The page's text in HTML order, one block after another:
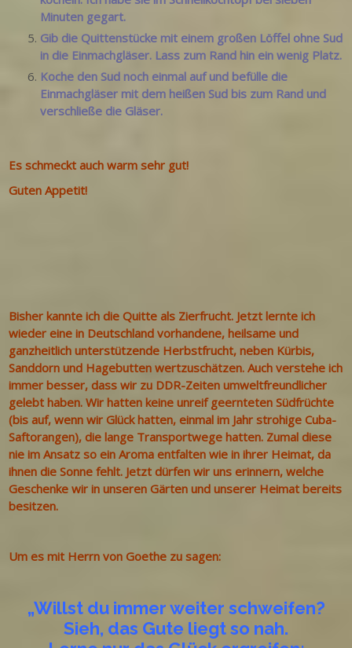
Minuten gegart.
Gib die Quittenstücke mit einem großen Löffel ohne Sud
in die Einmachgläser. Lass zum Rand hin ein wenig Platz.
Koche den Sud noch einmal auf und befülle die
Einmachgläser mit dem heißen Sud bis zum Rand und
verschließe die Gläser.
Es schmeckt auch warm sehr gut!
Guten Appetit!
Bisher kannte ich die Quitte als Zierfrucht. Jetzt lernte ich
wieder eine in Deutschland vorhandene, heilsame und
ganzheitlich unterstützende Herbstfrucht, neben Kürbis,
Sanddorn und Hagebutten wertzuschätzen. Auch verstehe ich
immer besser, dass wir zu DDR-Zeiten umweltfreundlicher
gelebt haben. Wir hatten keine unreif geernteten Südfrüchte
(bis auf, wenn wir Glück hatten, einmal im Jahr strohige Cuba-
Saftorangen), die lange Transportwege hatten. Zumal diese
nie im Ansatz so ein Aroma entfalten wie in ihrer Heimat, da
ihnen die Sonne fehlt. Jetzt dürfen wir uns erinnern, welche
Geschenke wir in unseren Gärten und unserer Heimat bereits
besitzen.
Um es mit Herrn von Goethe zu sagen:
„Willst du immer weiter schweifen?
Sieh, das Gute liegt so nah.